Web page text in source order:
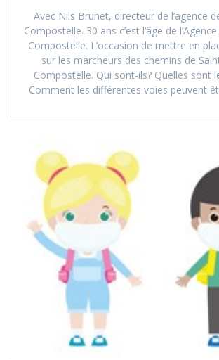
Avec Nils Brunet, directeur de l’agence
Compostelle. 30 ans c’est l’âge de
Compostelle. L’occasion de mettre en
sur les marcheurs des chemins de
Compostelle. Qui sont-ils? Quelles sont
Comment les différentes voies peuvent